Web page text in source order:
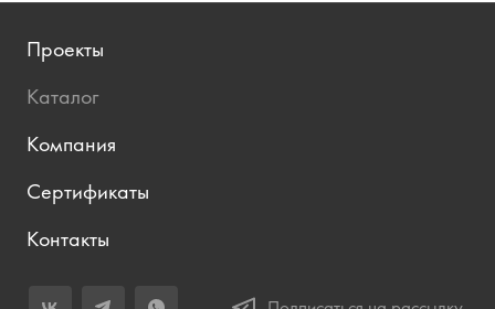
Проекты
Каталог
Компания
Сертификаты
Контакты